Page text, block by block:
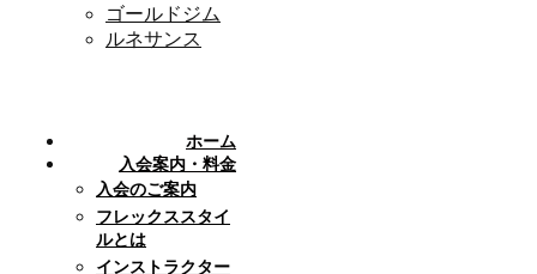
ゴールドジム
ルネサンス
ホーム
入会案内・料金
入会のご案内
フレックススタイ
ルとは
インストラクター